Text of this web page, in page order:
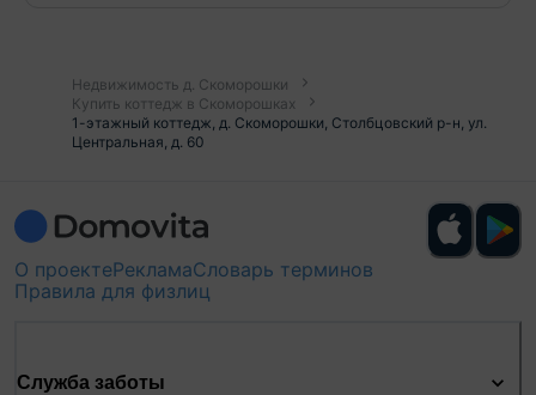
Недвижимость д. Скоморошки
Купить коттедж в Скоморошках
1-этажный коттедж, д. Скоморошки, Столбцовский р-н, ул.
Центральная, д. 60
О проектеРекламаСловарь терминов
Правила для физлиц
Служба заботы